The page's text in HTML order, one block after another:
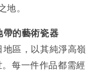
。
的藝術瓷器
區，以其純淨高嶺
每一件作品都需經